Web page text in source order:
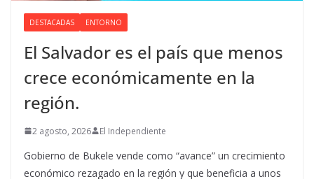
DESTACADAS ENTORNO
El Salvador es el país que menos
crece económicamente en la
región.
2 agosto, 2026 El Independiente
Gobierno de Bukele vende como “avance” un crecimiento
económico rezagado en la región y que beneficia a unos